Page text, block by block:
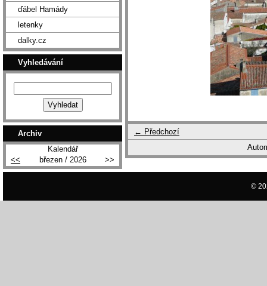
← Předchozí
ďábel Hamády
letenky
dalky.cz
Vyhledávání
Archiv
Kalendář
<<
březen / 2026 >>
©